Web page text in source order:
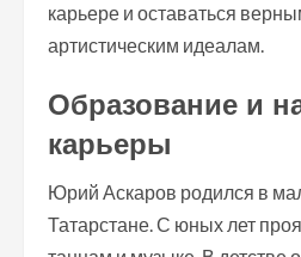
карьере и оставаться
артистическим идеалам.
Образование и
карьеры
Юрий Аскаров родился в
Татарстане. С юных лет